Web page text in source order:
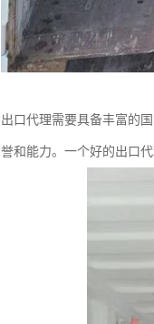
出口代理需要具备丰富的
誉和能力。一个好的出口